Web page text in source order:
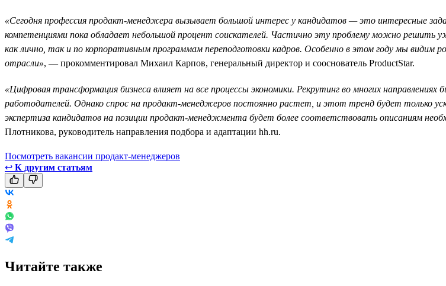
«Сегодня профессия продакт-менеджера вызывает большой интерес у кандидатов — это интересные
компетенциями пока обладает небольшой процент соискателей. Частично эту проблему можно решить
как лично, так и по корпоративным программам переподготовки кадров. Особенно в этом году мы видим
отрасли», — прокомментировал Михаил Карпов, генеральный директор и сооснователь ProductStar.
«Цифровая трансформация бизнеса влияет на все процессы экономики. Рекрутинг во многих
работодателей. Однако спрос на продакт-менеджеров постоянно растет, и этот тренд будет только
экспертиза кандидатов на позиции продакт-менеджмента будет более соответствовать описаниям
Плотникова, руководитель направления подбора и адаптации hh.ru.
Посмотреть вакансии продакт-менеджеров
↩ К другим статьям
Читайте также